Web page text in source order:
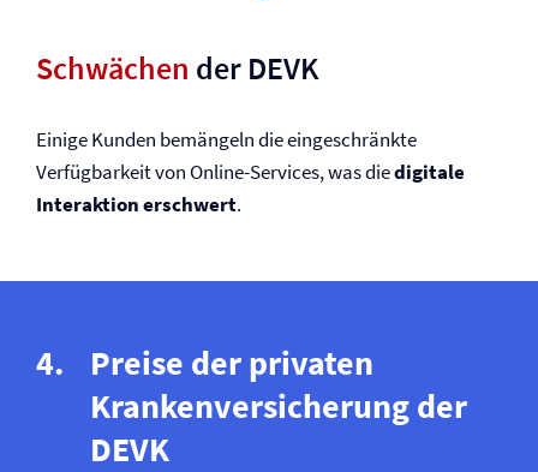
Schwächen der DEVK
Einige Kunden bemängeln die eingeschränkte
Verfügbarkeit von Online-Services, was diedigitale
Interaktion erschwert.
Preise der privaten
Kranken­versicherung der
DEVK